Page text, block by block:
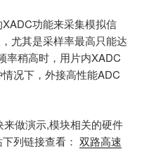
功能来采集模拟信
尤其是采样率最高只能达
率稍高时，用片内XADC
况下，外接高性能ADC
做演示,模块相关的硬件
列链接查看： 双路高速